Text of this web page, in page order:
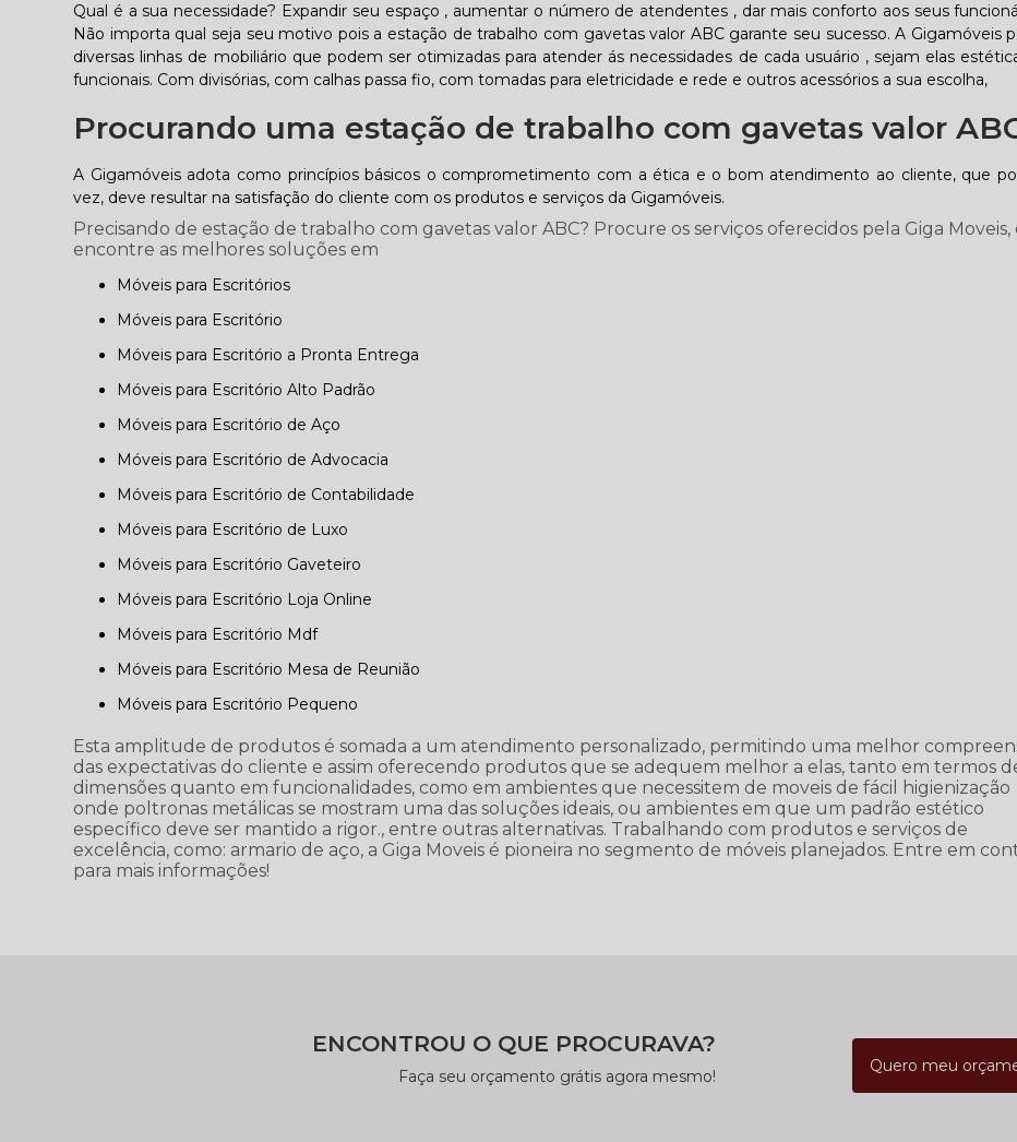
Qual é a sua necessidade? Expandir seu espaço , aumentar o número de atendentes , dar mais conforto aos seus
Não importa qual seja seu motivo pois a estação de trabalho com gavetas valor ABC garante seu sucesso. A Gigamóveis
diversas linhas de mobiliário que podem ser otimizadas para atender ás necessidades de cada usuário , sejam elas
funcionais. Com divisórias, com calhas passa fio, com tomadas para eletricidade e rede e outros acessórios a sua escolha,
Procurando uma estação de trabalho com gavetas valor
A Gigamóveis adota como princípios básicos o comprometimento com a ética e o bom atendimento ao cliente, que
vez, deve resultar na satisfação do cliente com os produtos e serviços da Gigamóveis.
Precisando de estação de trabalho com gavetas valor ABC? Procure os serviços oferecidos pela Giga Moveis,
encontre as melhores soluções em
Móveis para Escritórios
Móveis para Escritório
Móveis para Escritório a Pronta Entrega
Móveis para Escritório Alto Padrão
Móveis para Escritório de Aço
Móveis para Escritório de Advocacia
Móveis para Escritório de Contabilidade
Móveis para Escritório de Luxo
Móveis para Escritório Gaveteiro
Móveis para Escritório Loja Online
Móveis para Escritório Mdf
Móveis para Escritório Mesa de Reunião
Móveis para Escritório Pequeno
Esta amplitude de produtos é somada a um atendimento personalizado, permitindo uma melhor
das expectativas do cliente e assim oferecendo produtos que se adequem melhor a elas, tanto em termos
dimensões quanto em funcionalidades, como em ambientes que necessitem de moveis de fácil higienização
onde poltronas metálicas se mostram uma das soluções ideais, ou ambientes em que um padrão estético
específico deve ser mantido a rigor., entre outras alternativas. Trabalhando com produtos e serviços de
excelência, como: armario de aço, a Giga Moveis é pioneira no segmento de móveis planejados. Entre em
para mais informações!
ENCONTROU O QUE PROCURAVA?
Faça seu orçamento grátis agora mesmo!
Quero meu